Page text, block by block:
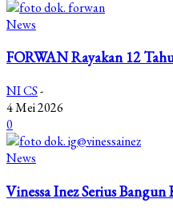
News
FORWAN Rayakan 12
NI CS-
4 Mei 2026
0
News
Vinessa Inez Serius